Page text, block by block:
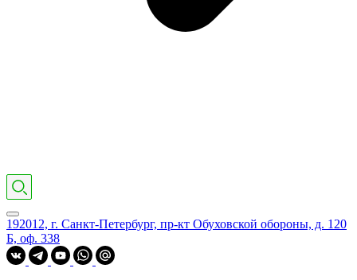
192012, г. Санкт-Петербург, пр-кт Обуховской обороны, д. 120
Б, оф. 338